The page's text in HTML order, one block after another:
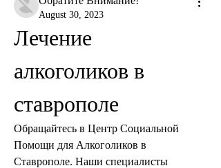
August 30, 2023
Лечение
алкоголиков в
ставрополе
Обращайтесь в Центр Социальной
Помощи для Алкоголиков в
Ставрополе. Наши специалисты